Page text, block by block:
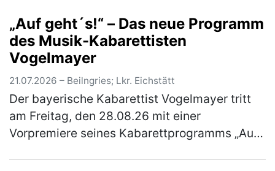
Schweinemarkt rufen der Fleischerverband
B…(mehr)
„Auf geht´s!“ – Das neue Programm
des Musik-Kabarettisten
Vogelmayer
21.07.2026 – Beilngries; Lkr. Eichstätt
Der bayerische Kabarettist Vogelmayer tritt
am Freitag, den 28.08.26 mit einer
Vorpremiere seines Kabarettprogramms „Auf